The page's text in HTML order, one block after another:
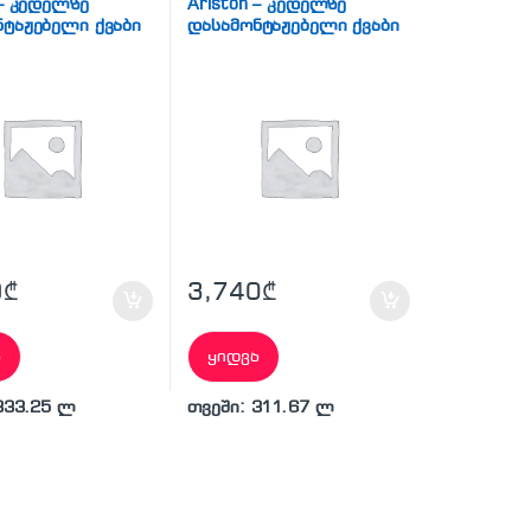
ქვაბი
კედელზე
ქვაბი
₾
ლ
გათბობის ქვაბი
Ariston – კედელზე
დასამონტაჟებელი ქვაბი
3,740₾
ყიდვა
თვეში: 311.67 ლ